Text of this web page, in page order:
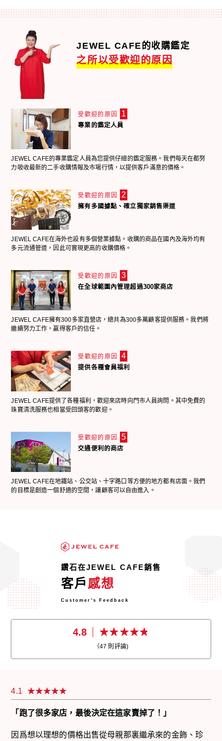
JEWEL CAFE的收購鑑定
之所以受歡迎的原因
受歡迎的原因 1
專業的鑑定人員
JEWEL CAFE的專業鑑定人員為您提供仔細的鑑定服務。我們每天在都努
力吸收最新的二手收購情報及市場行情，以提供客戶滿意的價格。
受歡迎的原因 2
擁有多國據點、確立獨家銷售渠道
JEWEL CAFE在海外也設有多個營業據點。收購的商品在國內及海外均有
多元流通管道，因此可實現更高的收購價格。
受歡迎的原因 3
在全球範圍內管理超過300家商店
JEWEL CAFE擁有300多家直營店，總共為300多萬顧客提供服務。我們將
繼續努力工作，贏得客戶的信任。
受歡迎的原因 4
提供各種會員福利
JEWEL CAFE提供了各種福利，歡迎來店時向門市人員詢問。其中免費的
珠寶清洗服務也相當受回頭客的歡迎。
受歡迎的原因 5
交通便利的商店
JEWEL CAFE在地鐵站、公交站、十字路口等方便的地方都有店面。我們
的目標是創造一個舒適的空間，讓顧客可以自由進入。
鑽石在JEWEL CAFE銷售
客戶 感想
Customer's Feedback
4.8
（47 則評論)
4.1
「跑了很多家店，最後決定在這家賣掉了！」
因爲想以理想的價格出售從母親那裏繼承來的金飾、珍